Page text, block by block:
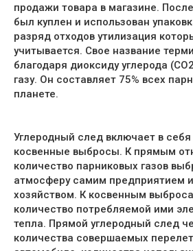
продажи товара в магазине.
был куплен и использован
разряд отходов утилизация
учитывается. Свое название
благодаря диоксиду углерода
газу. Он составляет 75% всех
планете.
Углеродный след включает в
косвенные выбросы. К прямым
количество парниковых газов
атмосферу самим предприятием
хозяйством. К косвенным
количество потребляемой ими
тепла. Прямой углеродный след
количества совершаемых